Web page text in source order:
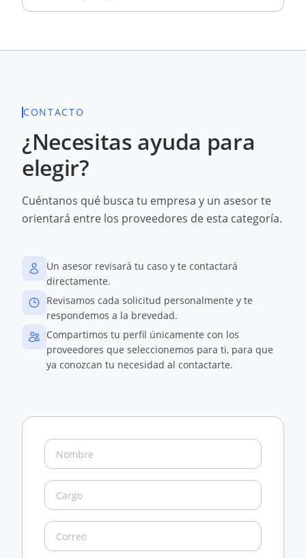
CONTACTO
¿Necesitas ayuda para
elegir?
Cuéntanos qué busca tu empresa y un asesor te
orientará entre los proveedores de esta categoría.
Un asesor revisará tu caso y te contactará
directamente.
Revisamos cada solicitud personalmente y te
respondemos a la brevedad.
Compartimos tu perfil únicamente con los
proveedores que seleccionemos para ti, para que
ya conozcan tu necesidad al contactarte.